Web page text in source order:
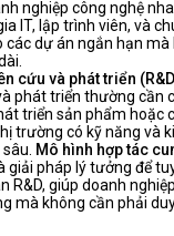
nghiệp công nghệ
IT, lập trình viên, và
các dự án ngắn hạn
cứu và phát triển
phát triển thường cần
triển sản phẩm hoặc
trường có kỹ năng và
Mô hình hợp tác
giải pháp lý tưởng để
R&D, giúp doanh
mà không cần phải